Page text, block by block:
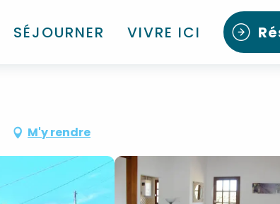
SÉJOURNER VIVRE ICI
M'y rendre